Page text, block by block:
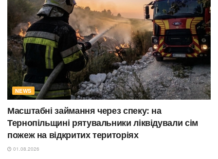
NEWS
Масштабні займання через спеку: на
Тернопільщині рятувальники ліквідували сім
пожеж на відкритих територіях
01.08.2026